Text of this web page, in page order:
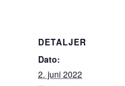
DETALJER
Dato:
2. juni 2022